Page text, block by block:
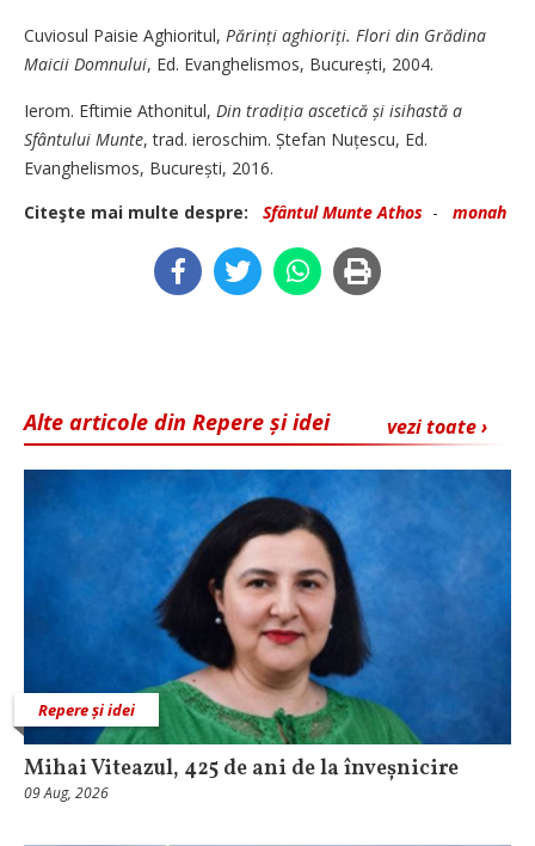
Cuviosul Paisie Aghioritul, Pă­rinți aghioriți. Flori din Grădina
Maicii Domnului, Ed. Evanghelismos, Bucu­rești, 2004.
Ierom. Eftimie Athonitul, Din tradiția ascetică și isihastă a
Sfântului Munte, trad. ieroschim. Ște­fan Nuțescu, Ed.
Evanghelismos, București, 2016.
Citeşte mai multe despre:
Sfântul Munte Athos - monah
vezi toate ›
Alte articole din Repere și idei
Repere și idei
Mihai Viteazul, 425 de ani de la înveșnicire
09 Aug, 2026